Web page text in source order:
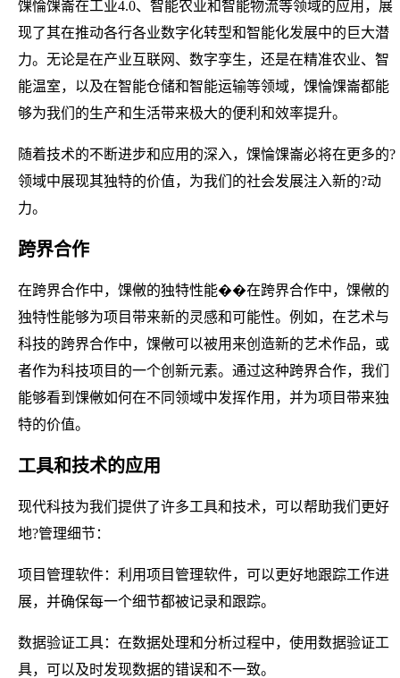
馃惀馃崙在工业4.0、智能农业和智能物流等领域的应用，展
现了其在推动各行各业数字化转型和智能化发展中的巨大潜
力。无论是在产业互联网、数字孪生，还是在精准农业、智
能温室，以及在智能仓储和智能运输等领域，馃惀馃崙都能
够为我们的生产和生活带来极大的便利和效率提升。
随着技术的不断进步和应用的深入，馃惀馃崙必将在更多的?
领域中展现其独特的价值，为我们的社会发展注入新的?动
力。
跨界合作
在跨界合作中，馃敒的独特性能��在跨界合作中，馃敒的
独特性能够为项目带来新的灵感和可能性。例如，在艺术与
科技的跨界合作中，馃敒可以被用来创造新的艺术作品，或
者作为科技项目的一个创新元素。通过这种跨界合作，我们
能够看到馃敒如何在不同领域中发挥作用，并为项目带来独
特的价值。
工具和技术的应用
现代科技为我们提供了许多工具和技术，可以帮助我们更好
地?管理细节：
项目管理软件：利用项目管理软件，可以更好地跟踪工作进
展，并确保每一个细节都被记录和跟踪。
数据验证工具：在数据处理和分析过程中，使用数据验证工
具，可以及时发现数据的错误和不一致。